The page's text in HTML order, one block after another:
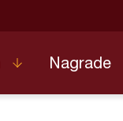
Nagrade